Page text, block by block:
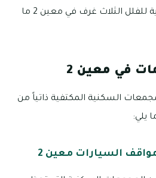
تبلغ العوائد الاستثمارية للفلل الثلاث غرف في معين 2 ما
في معين 2
معين 2 من المجمعات السكنية المكتفية ذاتياً من
يلي:
السيارات معين 2